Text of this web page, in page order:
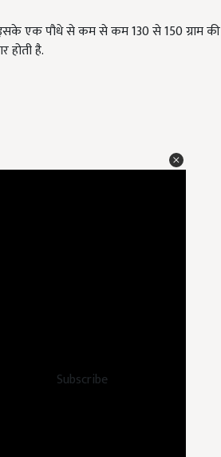
Subscribe
इसके एक पौधे से कम से कम 130 से 150 ग्राम की
होती है.